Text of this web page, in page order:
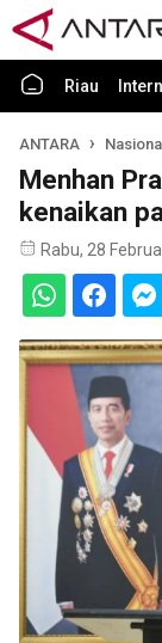
Riau
ANTARA Nasional
Menhan
kenaikan
Rabu, 28